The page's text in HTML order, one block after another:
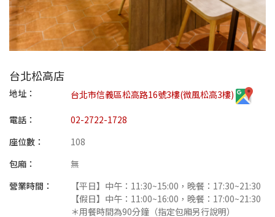
台北松高店
地址： 台北市信義區松高路16號3樓(微風松高3樓)
電話：
02-2722-1728
座位數：
108
包廂：
無
營業時間：
【平日】中午：11:30~15:00，晚餐：17:30~21:30
【假日】中午：11:00~16:00，晚餐：17:00~21:30
＊用餐時間為90分鐘（指定包廂另行說明）